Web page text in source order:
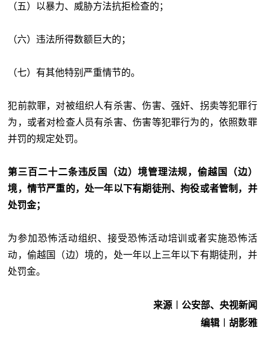
（五）以暴力、威胁方法抗拒检查的；
（六）违法所得数额巨大的；
（七）有其他特别严重情节的。
犯前款罪，对被组织人有杀害、伤害、强奸、拐卖等犯罪行
为，或者对检查人员有杀害、伤害等犯罪行为的，依照数罪
并罚的规定处罚。
第三百二十二条违反国（边）境管理法规，偷越国（边）
境，情节严重的，处一年以下有期徒刑、拘役或者管制，并
处罚金；
为参加恐怖活动组织、接受恐怖活动培训或者实施恐怖活
动，偷越国（边）境的，处一年以上三年以下有期徒刑，并
处罚金。
来源︱公安部、央视新闻
编辑︱胡影雅